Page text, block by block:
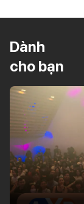
Dành
cho bạn